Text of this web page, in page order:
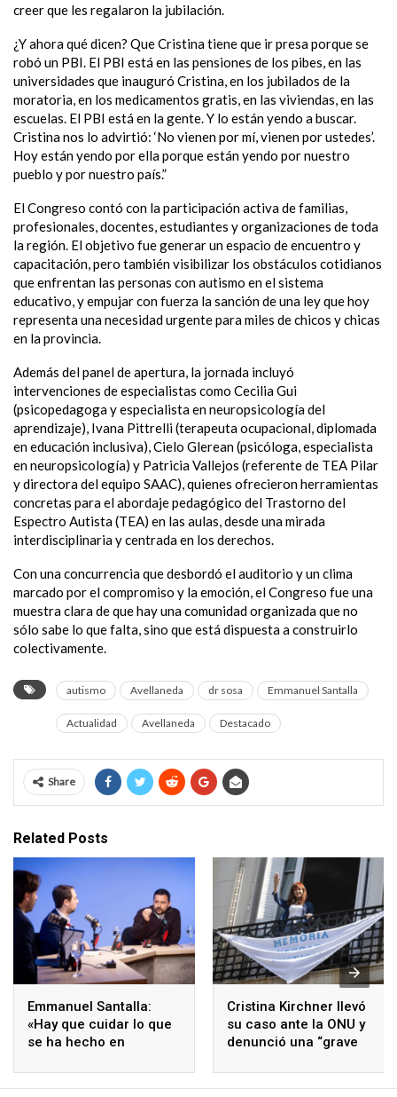
creer que les regalaron la jubilación.
¿Y ahora qué dicen? Que Cristina tiene que ir presa porque se
robó un PBI. El PBI está en las pensiones de los pibes, en las
universidades que inauguró Cristina, en los jubilados de la
moratoria, en los medicamentos gratis, en las viviendas, en las
escuelas. El PBI está en la gente. Y lo están yendo a buscar.
Cristina nos lo advirtió: ‘No vienen por mí, vienen por ustedes’.
Hoy están yendo por ella porque están yendo por nuestro
pueblo y por nuestro país.”
El Congreso contó con la participación activa de familias,
profesionales, docentes, estudiantes y organizaciones de toda
la región. El objetivo fue generar un espacio de encuentro y
capacitación, pero también visibilizar los obstáculos cotidianos
que enfrentan las personas con autismo en el sistema
educativo, y empujar con fuerza la sanción de una ley que hoy
representa una necesidad urgente para miles de chicos y chicas
en la provincia.
Además del panel de apertura, la jornada incluyó
intervenciones de especialistas como Cecilia Gui
(psicopedagoga y especialista en neuropsicología del
aprendizaje), Ivana Pittrelli (terapeuta ocupacional, diplomada
en educación inclusiva), Cielo Glerean (psicóloga, especialista
en neuropsicología) y Patricia Vallejos (referente de TEA Pilar
y directora del equipo SAAC), quienes ofrecieron herramientas
concretas para el abordaje pedagógico del Trastorno del
Espectro Autista (TEA) en las aulas, desde una mirada
interdisciplinaria y centrada en los derechos.
Con una concurrencia que desbordó el auditorio y un clima
marcado por el compromiso y la emoción, el Congreso fue una
muestra clara de que hay una comunidad organizada que no
sólo sabe lo que falta, sino que está dispuesta a construirlo
colectivamente.
autismo Avellaneda dr sosa Emmanuel Santalla
Actualidad Avellaneda Destacado
Share
Related Posts
Emmanuel Santalla:
«Hay que cuidar lo que
se ha hecho en
desafíos que vienen»
Cristina Kirchner llevó
su caso ante la ONU y
denunció una “grave
humanos”